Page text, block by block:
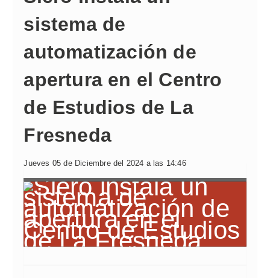
sistema de
automatización de
apertura en el Centro
de Estudios de La
Fresneda
Jueves 05 de Diciembre del 2024 a las 14:46